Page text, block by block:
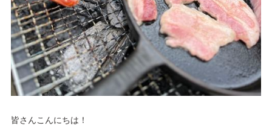
皆さんこんにちは！